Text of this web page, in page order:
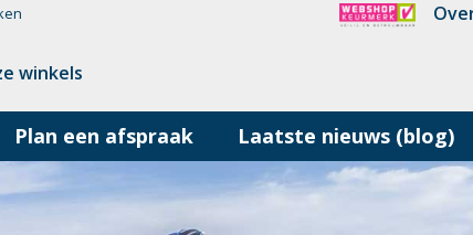
winkels
Plan een afspraak Laatste nieuws (blog)